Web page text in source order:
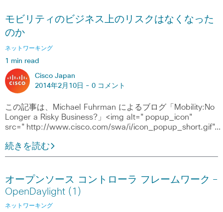
モビリティのビジネス上のリスクはなくなった
のか
ネットワーキング
1 min read
Cisco Japan
2014年2月10日 - 0 コメント
この記事は、Michael Fuhrman によるブログ「Mobility:No
Longer a Risky Business?」<img alt="popup_icon"
src="http://www.cisco.com/swa/i/icon_popup_short.gif"…
続きを読む
オープンソース コントローラ フレームワーク ―
OpenDaylight (1)
ネットワーキング